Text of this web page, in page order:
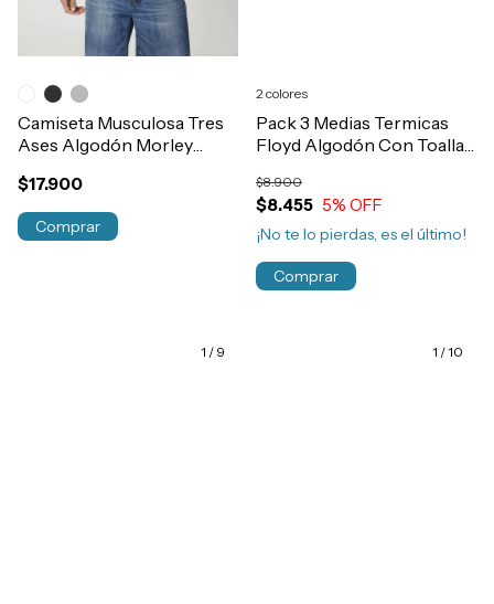
Camiseta Musculosa Tres
Ases Algodón Morley
$17.900
Comprar
Pack 3 Medias Termicas
Floyd Algodón Con Toalla
$8.455
$8.900
5% OFF
¡No te lo pierdas, es el último!
2 colores
Comprar
1 / 9 1 /10